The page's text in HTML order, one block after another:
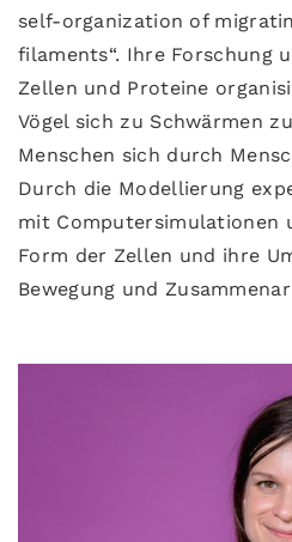
self-organization of
filaments“. Ihre Forschung
Zellen und Proteine
Vögel sich zu Schwärmen
Menschen sich durch
Durch die Modellierung
mit Computersimulationen
Form der Zellen und ihre
Bewegung und